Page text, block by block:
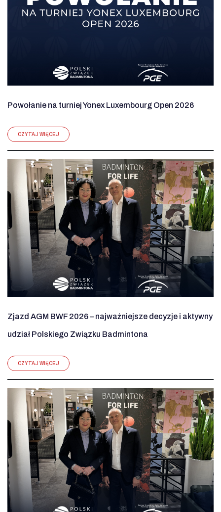
Powołanie na turniej Yonex Luxembourg Open 2026
CZYTAJ WIĘCEJ
Zjazd AGM BWF 2026 – najważniejsze decyzje i aktywny
udział Polskiego Związku Badmintona
CZYTAJ WIĘCEJ